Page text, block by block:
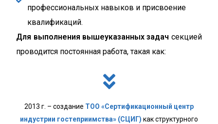
профессиональных навыков и присвоение
квалификаций.
Для выполнения вышеуказанных задач секцией
проводится постоянная работа, такая как:
2013 г. – создание ТОО «Сертификационный центр
индустрии гостеприимства» (СЦИГ) как структурного